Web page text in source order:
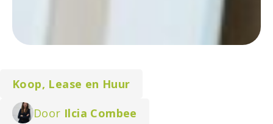
Koop, Lease en Huur
Door Ilcia Combee